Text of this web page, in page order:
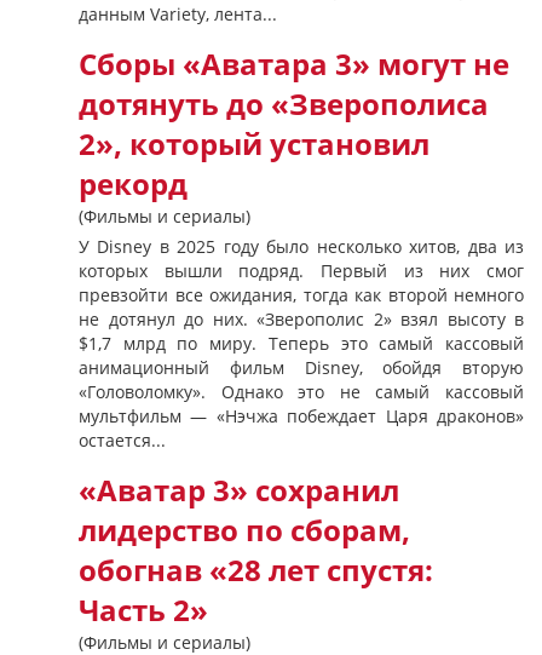
данным Variety, лента...
Сборы «Аватара 3» могут не
дотянуть до «Зверополиса
2», который установил
рекорд
(Фильмы и сериалы)
У Disney в 2025 году было несколько хитов, два из
которых вышли подряд. Первый из них смог
превзойти все ожидания, тогда как второй немного
не дотянул до них. «Зверополис 2» взял высоту в
$1,7 млрд по миру. Теперь это самый кассовый
анимационный фильм Disney, обойдя вторую
«Головоломку». Однако это не самый кассовый
мультфильм — «Нэчжа побеждает Царя драконов»
остается...
«Аватар 3» сохранил
лидерство по сборам,
обогнав «28 лет спустя:
Часть 2»
(Фильмы и сериалы)